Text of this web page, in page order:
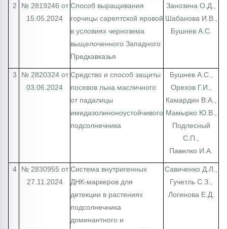
2
№ 2819246 от
15.05.2024
Способ выращивания
горчицы сарептской яровой
в условиях чернозема
выщелоченного Западного
Предкавказья
Занозина О.Д.,
Шабанова И.В.,
Бушнев А.С.
3
№ 2820324 от
03.06.2024
Средство и способ защиты
посевов льна масличного
от падалицы
имидазолиноноустойчивого
подсолнечника
Бушнев А.С.,
Орехов Г.И.,
Камардин В.А.,
Мамырко Ю.В.,
Подлесный
С.П.,
Павелко И.А.
4
№ 2830955 от
27.11.2024
Система внутригенных
ДНК-маркеров для
детекции в растениях
подсолнечника
доминантного и
Савиченко Д.Л.,
Гучетль С.З.,
Логинова Е.Д.